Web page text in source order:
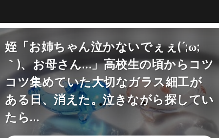
姪「お姉ちゃん泣かないでぇぇ(´;ω;
｀)、お母さん…」高校生の頃からコツ
コツ集めていた大切なガラス細工が
ある日、消えた。泣きながら探してい
たら…